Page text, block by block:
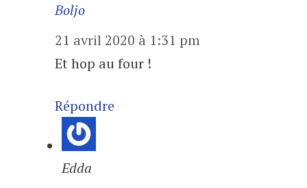
Boljo
21 avril 2020 à 1:31 pm
Et hop au four !
Répondre
Edda